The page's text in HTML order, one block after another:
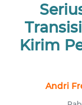
Kirim
Andri
UTAMA
NUSANTARA